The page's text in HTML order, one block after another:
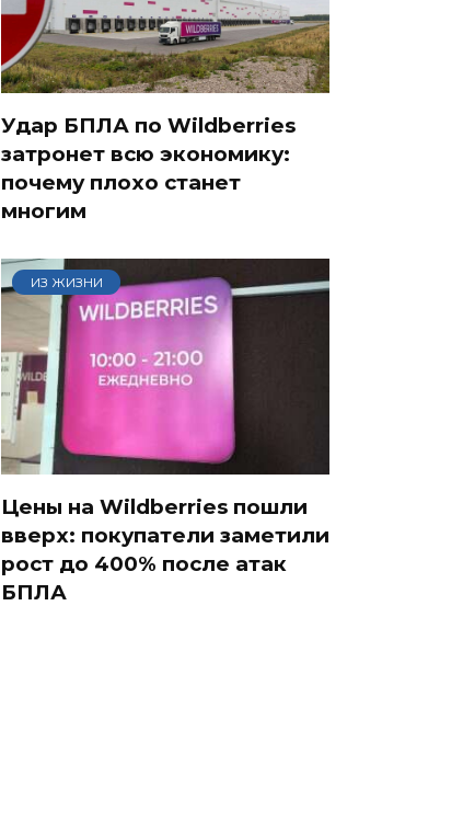
Удар БПЛА по Wildberries
затронет всю экономику:
почему плохо станет
многим
ИЗ ЖИЗНИ
Цены на Wildberries пошли
вверх: покупатели заметили
рост до 400% после атак
БПЛА